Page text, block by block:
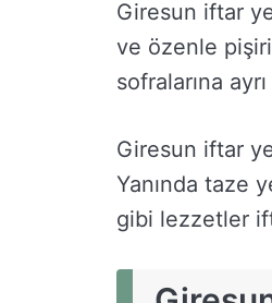
Giresun iftar
ve özenle
sofralarına
Giresun iftar
Yanında taze
gibi lezzetler